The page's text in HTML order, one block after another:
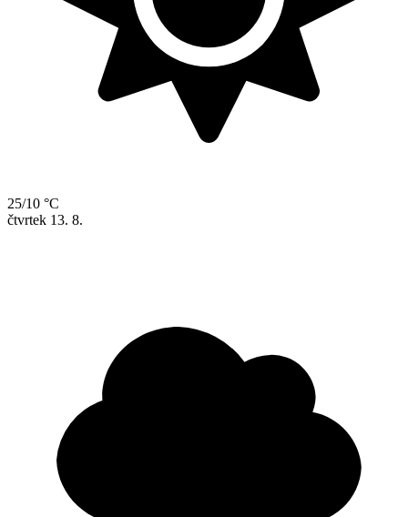
25/10 °C
čtvrtek 13. 8.